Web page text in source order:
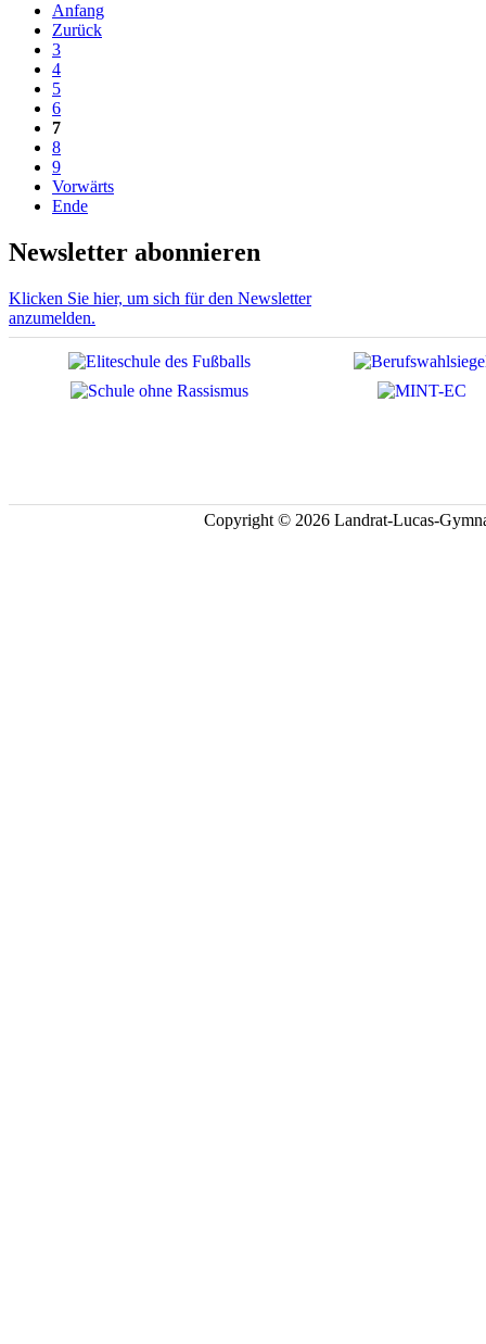
Anfang
Zurück
3
4
5
6
7
8
9
Vorwärts
Ende
Newsletter abonnieren
Klicken Sie hier, um sich für den Newsletter
anzumelden.
Copyright © 2026 Landrat-Lucas-